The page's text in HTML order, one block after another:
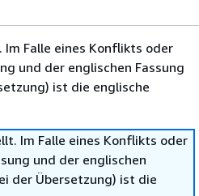
Falle eines Konflikts oder
und der englischen Fassung
ist die englische
Im Falle eines Konflikts oder
und der englischen
der Übersetzung) ist die